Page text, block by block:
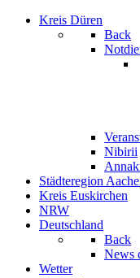
Kreis Düren
Back
Nibirii
Städteregion
Kreis Euskirchen
NRW
Deutschland
Back
News
Wetter